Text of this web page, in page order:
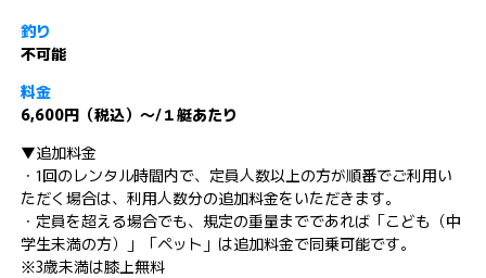
釣り
不可能
料金
6,600円（税込）～/１艇あたり
▼追加料金
・1回のレンタル時間内で、定員人数以上の方が順番でご利用い
ただく場合は、利用人数分の追加料金をいただきます。
・定員を超える場合でも、規定の重量までであれば「こども（中
学生未満の方）」「ペット」は追加料金で同乗可能です。
※3歳未満は膝上無料